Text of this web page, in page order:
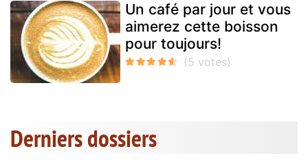
Un café par jour et vous
aimerez cette boisson
pour toujours!
Derniers dossiers